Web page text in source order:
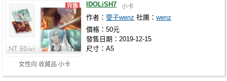
女性向 收藏品 小卡
IDOLiSH7 小卡
作者：雯子wenz 社團：wenz
價格：50元
發售日期：2019-12-15
尺寸：A5